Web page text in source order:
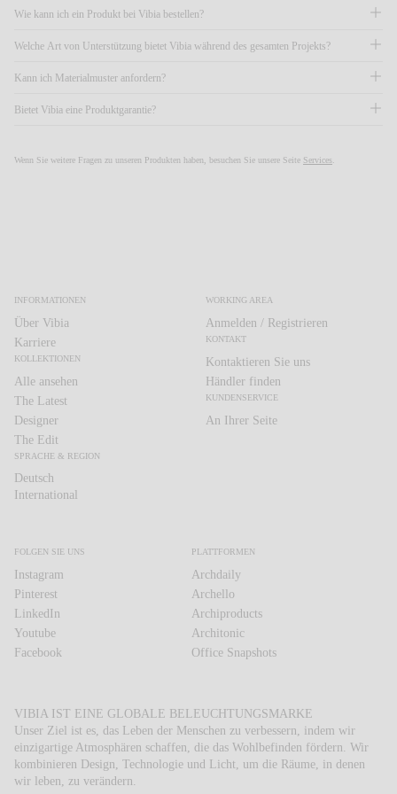
Wie kann ich ein Produkt bei Vibia bestellen?
Welche Art von Unterstützung bietet Vibia während des gesamten Projekts?
Kann ich Materialmuster anfordern?
Bietet Vibia eine Produktgarantie?
Wenn Sie weitere Fragen zu unseren Produkten haben, besuchen Sie unsere Seite Services.
INFORMATIONEN
Über Vibia
Karriere
KOLLEKTIONEN
Alle ansehen
The Latest
Designer
The Edit
SPRACHE & REGION
Deutsch
International
WORKING AREA
Anmelden / Registrieren
KONTAKT
Kontaktieren Sie uns
Händler finden
KUNDENSERVICE
An Ihrer Seite
FOLGEN SIE UNS
Instagram
Pinterest
LinkedIn
Youtube
Facebook
PLATTFORMEN
Archdaily
Archello
Archiproducts
Architonic
Office Snapshots
VIBIA IST EINE GLOBALE BELEUCHTUNGSMARKE
Unser Ziel ist es, das Leben der Menschen zu verbessern, indem wir
einzigartige Atmosphären schaffen, die das Wohlbefinden fördern. Wir
kombinieren Design, Technologie und Licht, um die Räume, in denen
wir leben, zu verändern.